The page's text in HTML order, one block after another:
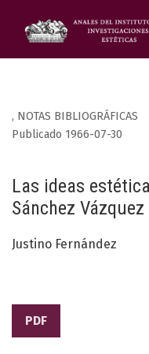
, NOTAS BIBLIOGRÁFICAS
Las ideas
Sánchez Vázquez
Publicado 1966-07-30
Justino Fernández
PDF